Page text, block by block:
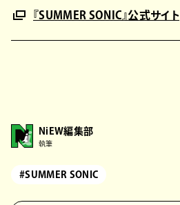
『SUMMER SONIC』公式サイト
NiEW編集部
執筆
#SUMMER SONIC